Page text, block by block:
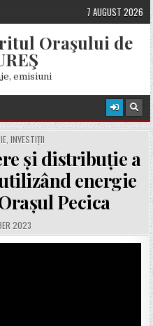
7 AUGUST 2026
Oraşului de
emisiuni
INVESTIȚII
și distribuție a
energie
Pecica
2023